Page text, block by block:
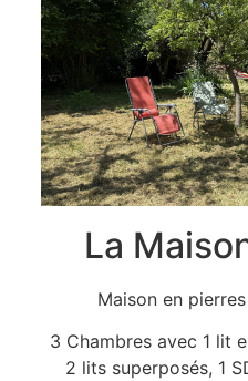
La
Maison en
3 Chambres avec 1 lit
2 lits superposés, 1